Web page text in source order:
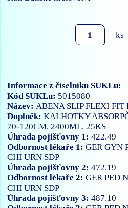
ks
Informace z číselníku SUKLu:
Kód SUKLu: 5015080
Název:ABENA SLIP FLEXI
Doplněk:KALHOTKY
70-120CM. 2400ML. 25KS
Úhrada pojišťovny 1:422.49
Odbornost lékaře 1:GERGYN
CHIURN SDP
Úhrada pojišťovny 2:472.19
Odbornost lékaře 2:GERPED
CHIURN SDP
Úhrada pojišťovny 3:487.10